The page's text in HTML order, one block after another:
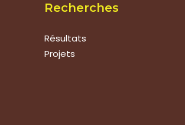
Recherches
Résultats
Projets